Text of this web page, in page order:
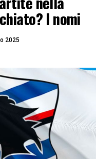
I nomi
2025